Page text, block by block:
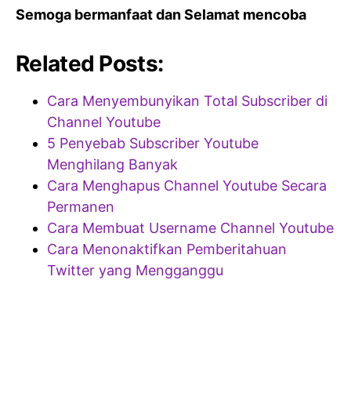
Semoga bermanfaat dan Selamat mencoba
Related Posts:
Cara Menyembunyikan Total Subscriber di
Channel Youtube
5 Penyebab Subscriber Youtube
Menghilang Banyak
Cara Menghapus Channel Youtube Secara
Permanen
Cara Membuat Username Channel Youtube
Cara Menonaktifkan Pemberitahuan
Twitter yang Mengganggu